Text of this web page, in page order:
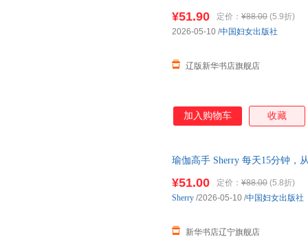
¥51.90 定价： ¥88.00 (5.9折)
辽版新华书店旗舰店
2026-05-10 /中国妇女出版社
加入购物车 收藏
瑜伽高手 Sherry 每天15分钟，
¥51.00 定价： ¥88.00 (5.8折)
新华书店辽宁旗舰店
Sherry /2026-05-10 /中国妇女出版社